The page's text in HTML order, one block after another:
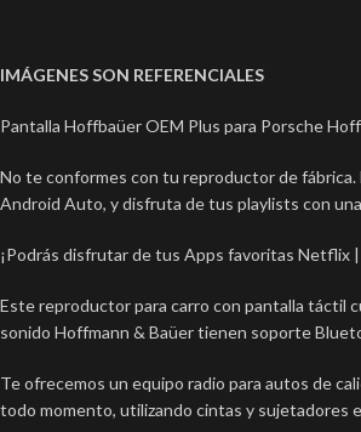
IMÁGENES SON REFERENCIALES
Pantalla Hoffbaüer OEM Plus para Porsche
No te conformes con tu reproductor de fábrica.
Android Auto, y disfruta de tus playlists con
¡Podrás disfrutar de tus Apps favoritas Netflix
Este reproductor para carro con pantalla táctil
sonido Hoffmann & Baüer tienen soporte
Te ofrecemos un equipo radio para autos de
todo momento, utilizando cintas y sujetadores